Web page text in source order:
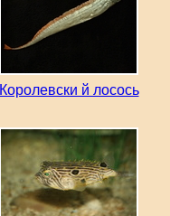
Королевски й лосось